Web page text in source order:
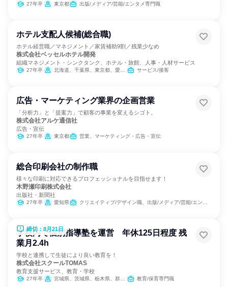
27年卒 東京都 出版/メディア/芸能/エンタメ専門職
ホテル支配人候補(総合職)
ホテル経営職／マネジメント／家賃補助9割／残業少なめ
株式会社ベッセルホテル開発
組織マネジメント・シンクタンク、ホテル・旅館、人事・人材サービス
27年卒 北海道、千葉県、東京都、愛知県、京都府、大阪府、広島県、福岡県、熊本県、沖縄県 サービス/接客
広告・マーケティング業界の企画営業
「分析力」と「提案力」で顧客の事業を変えるシゴト。
株式会社アルケ通信社
広告・宣伝
27年卒 東京都 営業、マーケティング・広告・宣伝
総合印刷会社の制作職
様々な印刷に対応できるプロフェッショナルを目指せます！
木野瀬印刷株式会社
出版社・新聞社
27年卒 愛知県 クリエイティブ/デザイン職、出版/メディア/芸能/エンタメ専門職
締切：8月21日
学校内で個別指導塾を運営 年休125日程度 残
業月2.4h
学校と連携して生徒により良い教育を！
株式会社スクールTOMAS
教育支援サービス、教育・学校
27年卒 宮城県、茨城県、栃木県、群馬県、埼玉県、千葉県、東京都、神奈川県、長野県、岐阜県、静岡県、京都府、大阪府、兵庫県、奈良県、岡山県、広島県、愛媛県、高知県、福岡県、佐賀県、長崎県 教育/保育専門職